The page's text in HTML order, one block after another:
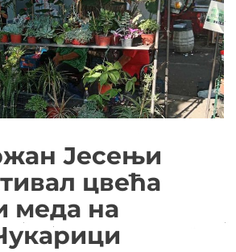
Јесењи
цвећа
меда на